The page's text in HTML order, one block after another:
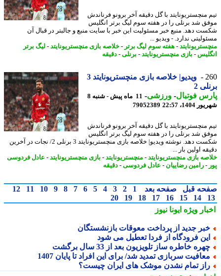
منچستریونایتد با گل دقیقه آخر برونو فرناندش
شد برنلی را در هفته سوم لیگ برتر انگلیس
دهد. منبع خبر مسئولیت این خبر با سایت منبع و جالبتر در قبال آن
ندارد. - ویدیو ...
-هفته سوم لیگ برتر - خلاصه بازی منچستریونایتد-لیگ برتر
-بازی منچستریونایتد-برنلی-دقیقه
ویدیو| خلاصه بازی منچستریونایتد 3
2
فوتبال-ورزشی-
11 ماه پیش - شنبه 8
22:57
79052389
منچستریونایتد با گل دقیقه آخر برونو فرناندش
شد برنلی را در هفته سوم لیگ برتر انگلیس
شکست دهد. نوشته ویدیو| خلاصه بازی منچستریونایتد 3 برنلی 2/ نجات در آخرین
اولین بار ...
بازی منچستریونایتد-منچستریونایتد-بازی منچستریونایتد-عادل فردوسی
-رامین رضاییان-عادل فردوسی-دقیقه
قبل صفحه بعد 1
2
3
4
5
6
7
8
9
10
11
12
14
15
16
17
18
19
20
ویژهایونا نیوز
جدید از پرداخت معوقات بازنشستگان
فرودگاه از فردا تعطیل می شود
خاطره ساز تلویزیون بعد از 33 سال برگشت
سربازی تمدید شد/ برای این افراد تا پایان 1407
تمام نشدن موشک های ایران چیست؟